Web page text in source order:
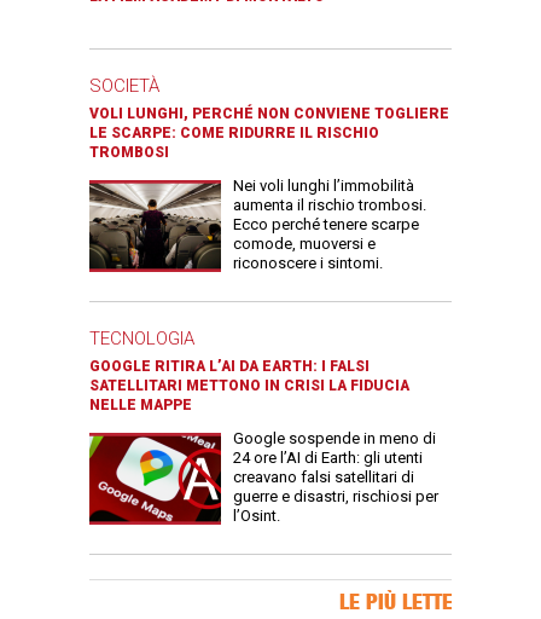
SOCIETÀ
VOLI LUNGHI, PERCHÉ NON CONVIENE TOGLIERE
LE SCARPE: COME RIDURRE IL RISCHIO
TROMBOSI
Nei voli lunghi l’immobilità
aumenta il rischio trombosi.
Ecco perché tenere scarpe
comode, muoversi e
riconoscere i sintomi.
TECNOLOGIA
GOOGLE RITIRA L’AI DA EARTH: I FALSI
SATELLITARI METTONO IN CRISI LA FIDUCIA
NELLE MAPPE
Google sospende in meno di
24 ore l’AI di Earth: gli utenti
creavano falsi satellitari di
guerre e disastri, rischiosi per
l’Osint.
LE PIÙ LETTE